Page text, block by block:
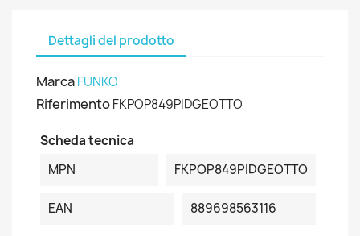
Dettagli del prodotto
MarcaFUNKO
RiferimentoFKPOP849PIDGEOTTO
Scheda tecnica
MPN
FKPOP849PIDGEOTTO
EAN 889698563116